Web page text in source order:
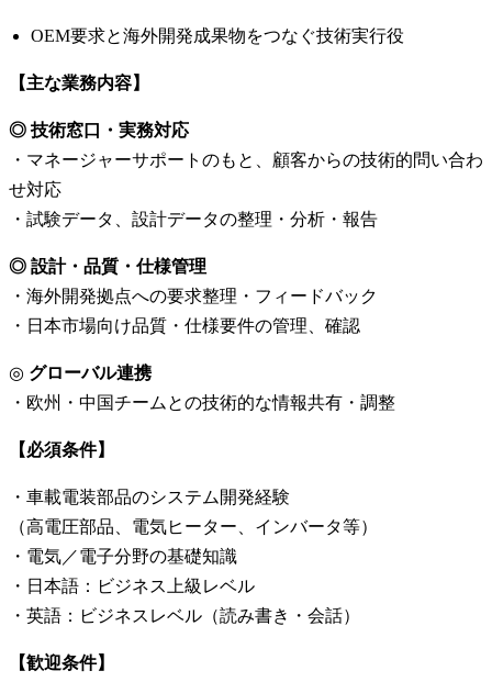
OEM要求と海外開発成果物をつなぐ技術実行役
【主な業務内容】
◎ 技術窓口・実務対応
・マネージャーサポートのもと、顧客からの技術的問い合わ
せ対応
・試験データ、設計データの整理・分析・報告
◎ 設計・品質・仕様管理
・海外開発拠点への要求整理・フィードバック
・日本市場向け品質・仕様要件の管理、確認
◎ グローバル連携
・欧州・中国チームとの技術的な情報共有・調整
【必須条件】
・車載電装部品のシステム開発経験
（高電圧部品、電気ヒーター、インバータ等）
・電気／電子分野の基礎知識
・日本語：ビジネス上級レベル
・英語：ビジネスレベル（読み書き・会話）
【歓迎条件】